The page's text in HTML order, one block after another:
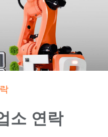
소 연락